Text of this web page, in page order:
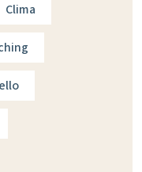
Clima